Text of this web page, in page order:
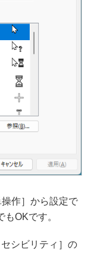
作］から設定で
OKです。
シビリティ］の